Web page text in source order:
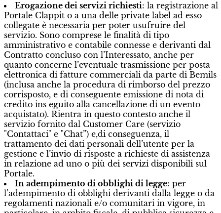
Erogazione dei servizi richiesti: la registrazione al
Portale Clappit o a una delle private label ad esso
collegate è necessaria per poter usufruire del
servizio. Sono comprese le finalità di tipo
amministrativo e contabile connesse e derivanti dal
Contratto concluso con l’Interessato, anche per
quanto concerne l’eventuale trasmissione per posta
elettronica di fatture commerciali da parte di Bemils
(inclusa anche la procedura di rimborso del prezzo
corrisposto, e di conseguente emissione di nota di
credito ins eguito alla cancellazione di un evento
acquistato). Rientra in questo contesto anche il
servizio fornito dal Customer Care (servizio
"Contattaci" e "Chat”) e,di conseguenza, il
trattamento dei dati personali dell’utente per la
gestione e l’invio di risposte a richieste di assistenza
in relazione ad uno o più dei servizi disponibili sul
Portale.
In adempimento di obblighi di legge: per
l’adempimento di obblighi derivanti dalla legge o da
regolamenti nazionali e/o comunitari in vigore, in